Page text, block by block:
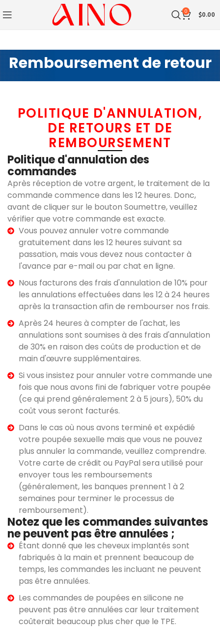
0 $0.00
Remboursement de retour
POLITIQUE D'ANNULATION,
DE RETOURS ET DE
REMBOURSEMENT​
Politique d'annulation des
commandes
Après réception de votre argent, le traitement de la
commande commence dans les 12 heures. Donc,
avant de cliquer sur le bouton Soumettre, veuillez
vérifier que votre commande est exacte.
Vous pouvez annuler votre commande
gratuitement dans les 12 heures suivant sa
passation, mais vous devez nous contacter à
l'avance par e-mail ou par chat en ligne.
Nous facturons des frais d'annulation de 10% pour
les annulations effectuées dans les 12 à 24 heures
après la transaction afin de rembourser nos frais.
Après 24 heures à compter de l'achat, les
annulations sont soumises à des frais d'annulation
de 30% en raison des coûts de production et de
main d'œuvre supplémentaires.
Si vous insistez pour annuler votre commande une
fois que nous avons fini de fabriquer votre poupée
(ce qui prend généralement 2 à 5 jours), 50% du
coût vous seront facturés.
Dans le cas où nous avons terminé et expédié
votre poupée sexuelle mais que vous ne pouvez
plus annuler la commande, veuillez comprendre.
Votre carte de crédit ou PayPal sera utilisé pour
envoyer tous les remboursements
(généralement, les banques prennent 1 à 2
semaines pour terminer le processus de
remboursement).
Notez que les commandes suivantes
ne peuvent pas être annulées ;
Étant donné que les cheveux implantés sont
fabriqués à la main et prennent beaucoup de
temps, les commandes les incluant ne peuvent
pas être annulées.
Les commandes de poupées en silicone ne
peuvent pas être annulées car leur traitement
coûterait beaucoup plus cher que le TPE.